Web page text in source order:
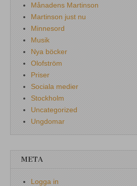
Månadens Martinson
Martinson just nu
Minnesord
Musik
Nya böcker
Olofström
Priser
Sociala medier
Stockholm
Uncategorized
Ungdomar
META
Logga in